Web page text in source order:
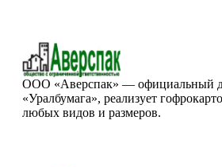
ООО «Аверспак» — официальный
«Уралбумага», реализует
любых видов и размеров.